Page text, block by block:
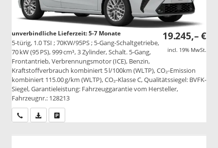
19.245,– €
incl. 19% MwSt.
unverbindliche Lieferzeit: 5-7 Monate
5-türig, 1.0 TSI ; 70KW/95PS ; 5-Gang-Schaltgetriebe,
70 kW (95 PS), 999 cm³, 3 Zylinder, Schalt. 5-Gang,
Frontantrieb, Verbrennungsmotor (ICE), Benzin,
Kraftstoffverbrauch kombiniert 5 l/100km (WLTP), CO₂-Emission
kombiniert 115.00 g/km (WLTP), CO₂-Klasse C, Qualitätssiegel: BVFK-
Siegel, Garantieleistung: Fahrzeuggarantie vom Hersteller,
Fahrzeugnr.: 128213
Wir rufen Sie anPDF-Datei, Fahrzeugexposé drucken